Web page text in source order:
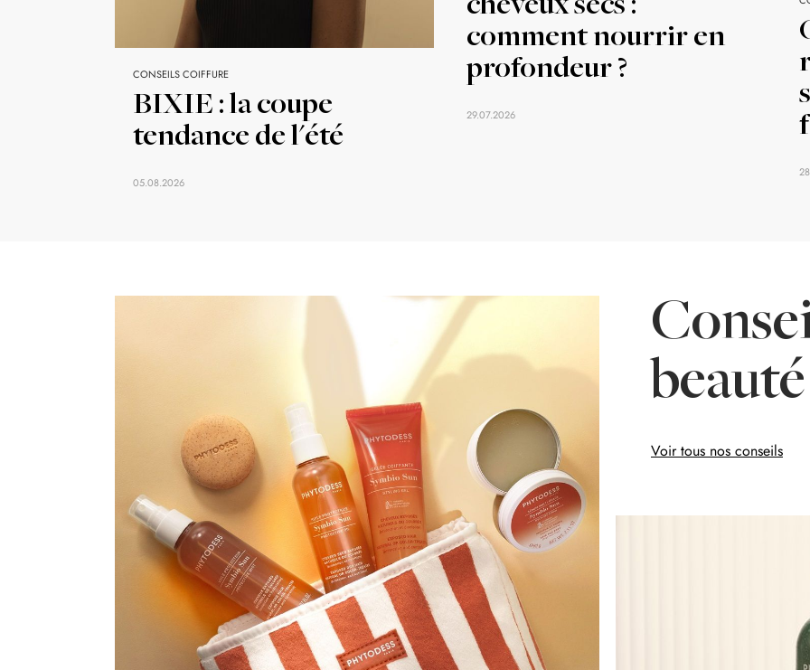
CONSEILS COIFFURE
BIXIE : la coupe
tendance de l'été
05.08.2026
cheveux secs :
comment nourrir en
profondeur ?
29.07.2026
beauté
Voir tous nos conseils